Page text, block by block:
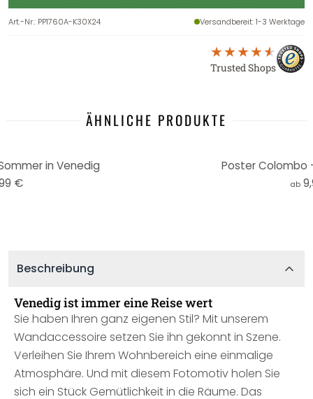
Art.-Nr.: PP1760A-K30X24 Versandbereit: 1-3 Werktage
Trusted Shops
ÄHNLICHE PRODUKTE
in Venedig
€
Poster Colombo
ab
Beschreibung
Venedig ist immer eine Reise wert
Sie haben Ihren ganz eigenen Stil? Mit unserem
Wandaccessoire setzen Sie ihn gekonnt in Szene.
Verleihen Sie Ihrem Wohnbereich eine einmalige
Atmosphäre. Und mit diesem Fotomotiv holen Sie
sich ein Stück Gemütlichkeit in die Räume. Das